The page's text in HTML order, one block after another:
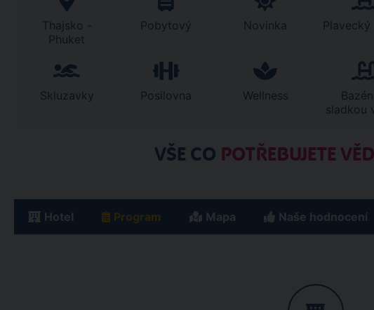
Thajsko -
Phuket
Pobytový Novinka Plavecký
Skluzavky Posilovna Wellness
sladkou
VŠE CO POTŘEBUJETE
Hotel Program Mapa Naše hodnocení